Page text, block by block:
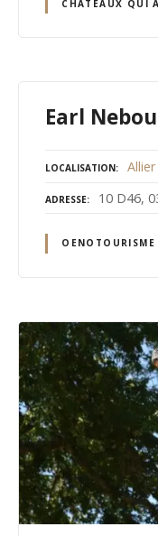
CHÂTEAUX QUI
Earl
LOCALISATION Allier
ADRESSE 10 D46,
OENOTOURISME